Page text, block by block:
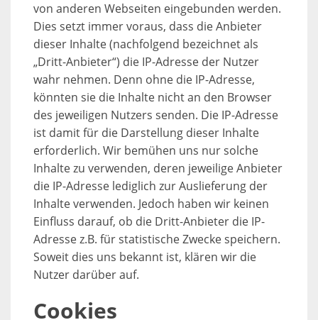
von anderen Webseiten eingebunden werden.
Dies setzt immer voraus, dass die Anbieter
dieser Inhalte (nachfolgend bezeichnet als
„Dritt-Anbieter“) die IP-Adresse der Nutzer
wahr nehmen. Denn ohne die IP-Adresse,
könnten sie die Inhalte nicht an den Browser
des jeweiligen Nutzers senden. Die IP-Adresse
ist damit für die Darstellung dieser Inhalte
erforderlich. Wir bemühen uns nur solche
Inhalte zu verwenden, deren jeweilige Anbieter
die IP-Adresse lediglich zur Auslieferung der
Inhalte verwenden. Jedoch haben wir keinen
Einfluss darauf, ob die Dritt-Anbieter die IP-
Adresse z.B. für statistische Zwecke speichern.
Soweit dies uns bekannt ist, klären wir die
Nutzer darüber auf.
Cookies